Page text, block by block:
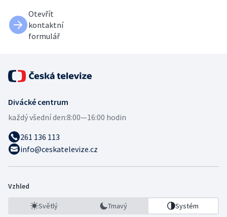
Otevřít
kontaktní
formulář
Divácké centrum
každý všední den:8:00—16:00 hodin
261 136 113
info@ceskatelevize.cz
Vzhled
Světlý Tmavý Systém